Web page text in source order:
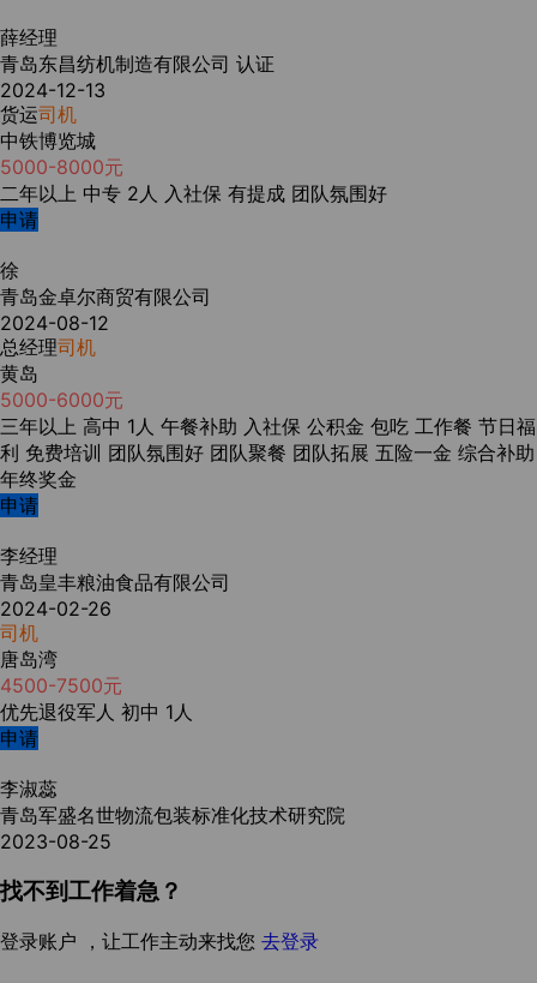
薛经理
青岛东昌纺机制造有限公司 认证
2024-12-13
货运司机
中铁博览城
5000-8000元
二年以上 中专 2人 入社保 有提成 团队氛围好
申请
徐
青岛金卓尔商贸有限公司
2024-08-12
总经理司机
黄岛
5000-6000元
三年以上 高中 1人 午餐补助 入社保 公积金 包吃 工作餐 节日福
利 免费培训 团队氛围好 团队聚餐 团队拓展 五险一金 综合补助
年终奖金
申请
李经理
青岛皇丰粮油食品有限公司
2024-02-26
司机
唐岛湾
4500-7500元
优先退役军人 初中 1人
申请
李淑蕊
青岛军盛名世物流包装标准化技术研究院
2023-08-25
找不到工作着急？
登录账户 ，让工作主动来找您 去登录